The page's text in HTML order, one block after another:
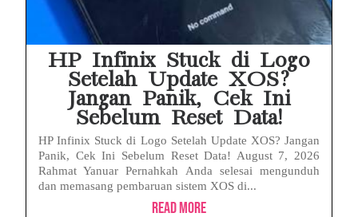
HP Infinix Stuck di Logo
Setelah Update XOS?
Jangan Panik, Cek Ini
Sebelum Reset Data!
HP Infinix Stuck di Logo Setelah Update XOS? Jangan
Panik, Cek Ini Sebelum Reset Data! August 7, 2026
Rahmat Yanuar Pernahkah Anda selesai mengunduh
dan memasang pembaruan sistem XOS di...
Read More